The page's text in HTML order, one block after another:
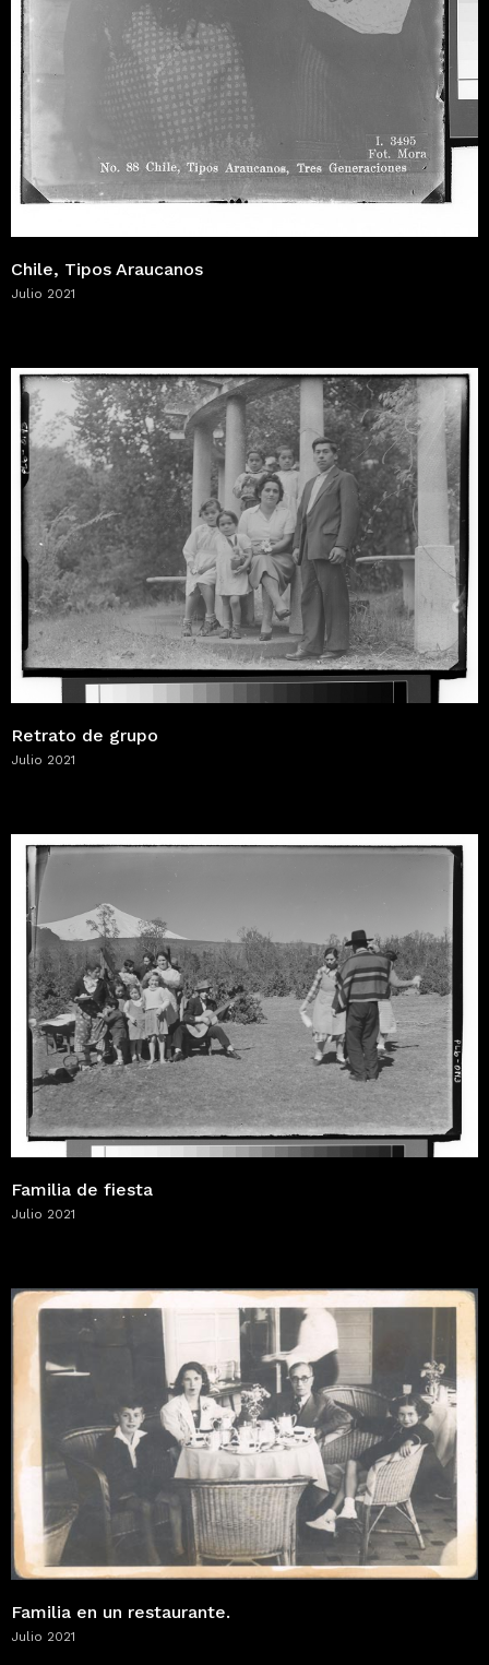
Chile, Tipos Araucanos
Julio 2021
Retrato de grupo
Julio 2021
Familia de fiesta
Julio 2021
Familia en un restaurante.
Julio 2021